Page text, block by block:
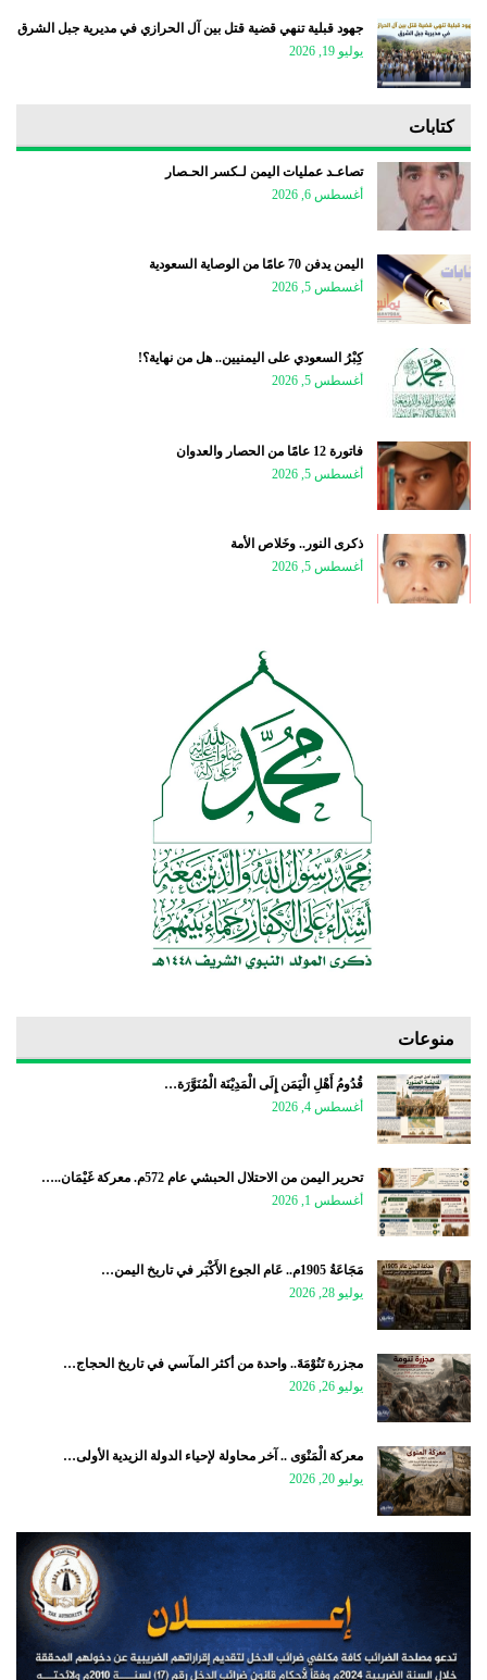
جهود قبلية تنهي قضية قتل بين آل الحرازي في مديرية جبل الشرق
يوليو 19, 2026
كتابات
تصاعـد عمليات اليمن لـكسر الحـصار
أغسطس 6, 2026
اليمن يدفن 70 عامًا من الوصاية السعودية
أغسطس 5, 2026
كِبْرُ السعودي على اليمنيين.. هل من نهاية؟!
أغسطس 5, 2026
فاتورة 12 عامًا من الحصار والعدوان
أغسطس 5, 2026
ذكرى النور.. وخَلاص الأمة
أغسطس 5, 2026
منوعات
قُدُومُ أَهْلِ الْيَمَن إِلَى الْمَدِيْنَة الْمُنَوَّرَة…
أغسطس 4, 2026
تحرير اليمن من الاحتلال الحبشي عام 572م. معركة غَيْمَان..…
أغسطس 1, 2026
مَجَاعَةُ 1905م.. عَام الجوع الأَكْبَر في تاريخ اليمن…
يوليو 28, 2026
مجزرة تَنُوْمَةَ.. واحدة من أكثر المآسي في تاريخ الحجاج…
يوليو 26, 2026
معركة الْمَنْوَى .. آخر محاولة لإحياء الدولة الزيدية الأولى…
يوليو 20, 2026